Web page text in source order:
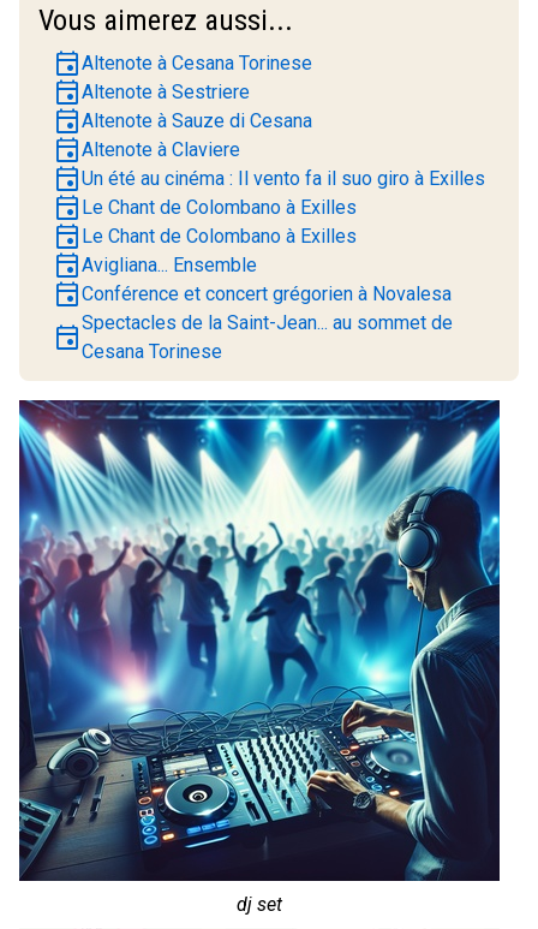
dj set
Vous aimerez aussi...
eventAltenote à Cesana Torinese
eventAltenote à Sestriere
eventAltenote à Sauze di Cesana
eventAltenote à Claviere
eventUn été au cinéma : Il vento fa il suo giro à Exilles
event Le Chant de Colombano à Exilles
event Le Chant de Colombano à Exilles
eventAvigliana... Ensemble
eventConférence et concert grégorien à Novalesa
eventSpectacles de la Saint-Jean... au sommet de
Cesana Torinese